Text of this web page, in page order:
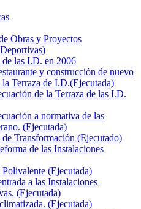
Obras y Proyectos
las I.D. en 2006
y construcción de nuevo
Terraza de I.D.(Ejecutada)
de la Terraza de las I.D.
a normativa de las
(Ejecutada)
Transformación (Ejecutado)
de las Instalaciones
(Ejecutada)
a las Instalaciones
(Ejecutada)
(Ejecutada)